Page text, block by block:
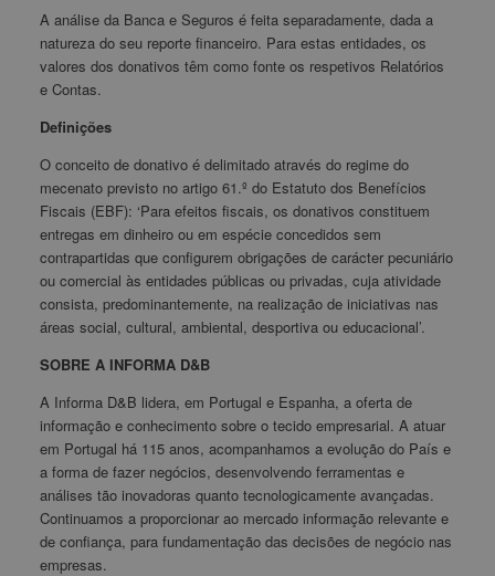
A análise da Banca e Seguros é feita separadamente, dada a
natureza do seu reporte financeiro. Para estas entidades, os
valores dos donativos têm como fonte os respetivos Relatórios
e Contas.
Definições
O conceito de donativo é delimitado através do regime do
mecenato previsto no artigo 61.º do Estatuto dos Benefícios
Fiscais (EBF): ‘Para efeitos fiscais, os donativos constituem
entregas em dinheiro ou em espécie concedidos sem
contrapartidas que configurem obrigações de carácter pecuniário
ou comercial às entidades públicas ou privadas, cuja atividade
consista, predominantemente, na realização de iniciativas nas
áreas social, cultural, ambiental, desportiva ou educacional’.
SOBRE A INFORMA D&B
A Informa D&B lidera, em Portugal e Espanha, a oferta de
informação e conhecimento sobre o tecido empresarial. A atuar
em Portugal há 115 anos, acompanhamos a evolução do País e
a forma de fazer negócios, desenvolvendo ferramentas e
análises tão inovadoras quanto tecnologicamente avançadas.
Continuamos a proporcionar ao mercado informação relevante e
de confiança, para fundamentação das decisões de negócio nas
empresas.